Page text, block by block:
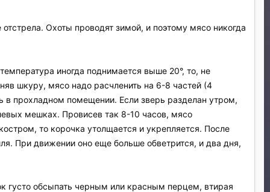
Охоты проводят зимой, и поэтому мясо никогда
иногда поднимается выше 20°, то, не
шкуру, мясо надо расчленить на 6-8 частей (4
в прохладном помещении. Если зверь разделан утром,
мешках. Провисев так 8-10 часов, мясо
то корочка утолщается и укрепляется. После
При движении оно еще больше обветрится, и два дня,
густо обсыпать черным или красным перцем, втирая